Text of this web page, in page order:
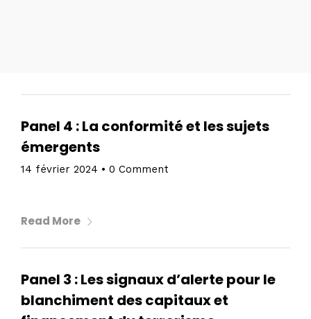
Panel 4 : La conformité et les sujets
émergents
14 février 2024 • 0 Comment
Read More
Panel 3 : Les signaux d’alerte pour le
blanchiment des capitaux et